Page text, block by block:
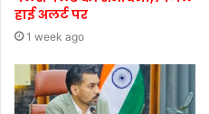
हाई अलर्ट पर
1 week ago